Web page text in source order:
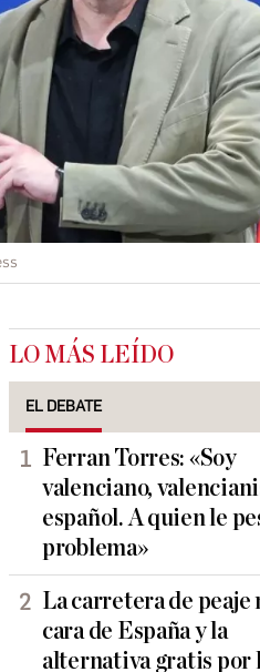
LO MÁS LEÍDO
EL DEBATE
Ferran Torres: «Soy
valenciano,
español. A quien le
problema»
La carretera de peaje
cara de España y la
alternativa gratis por